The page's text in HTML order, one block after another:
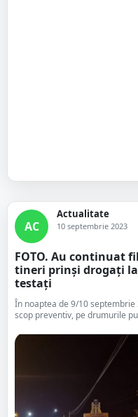
AC
Actualitate
10 septembrie 2023
FOTO. Au continuat
tineri prinși drogați
testați
În noaptea de 9/10
scop preventiv, pe drumurile